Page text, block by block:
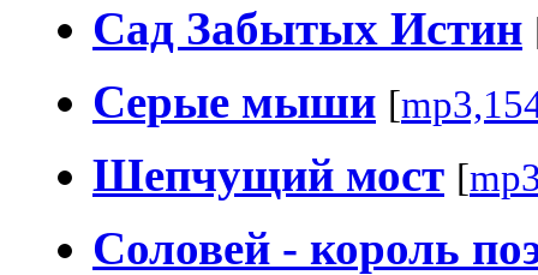
Сад Забытых Истин
Серые мыши [
Шепчущий мост [
Соловей - король